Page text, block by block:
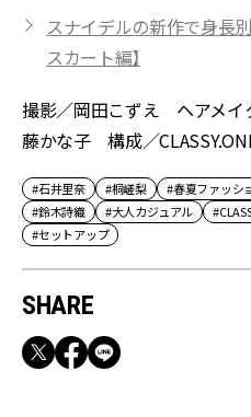
スナイデルの新作で身長
スカート編】
撮影／岡田こずえ ヘアメイ
藤かな子 構成／
#石井里奈 #桐嵯梨 #春夏ファッシ
#鈴木詩織
#大人カジュアル
#セットアップ
SHARE